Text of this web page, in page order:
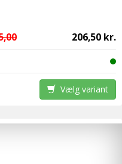
206,50 kr.
Vælg variant